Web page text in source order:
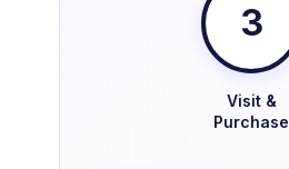
3
Visit &
Purchase